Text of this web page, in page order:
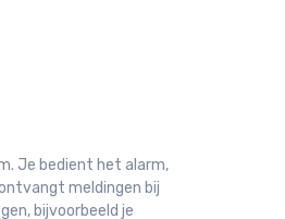
Je bedient het alarm,
meldingen bij
bijvoorbeeld je